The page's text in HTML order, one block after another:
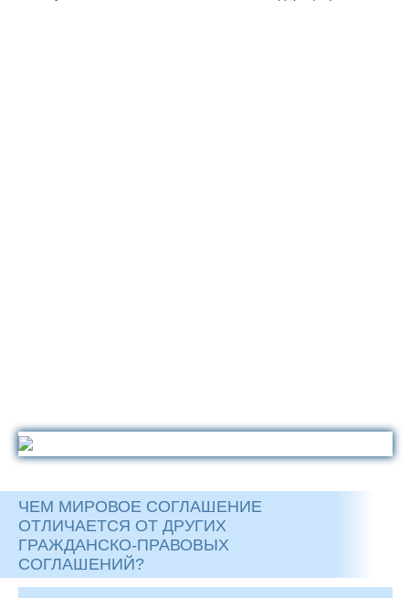
ЧЕМ МИРОВОЕ СОГЛАШЕНИЕ
ОТЛИЧАЕТСЯ ОТ ДРУГИХ
ГРАЖДАНСКО-ПРАВОВЫХ
СОГЛАШЕНИЙ?